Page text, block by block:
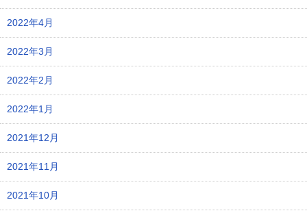
2022年4月
2022年3月
2022年2月
2022年1月
2021年12月
2021年11月
2021年10月